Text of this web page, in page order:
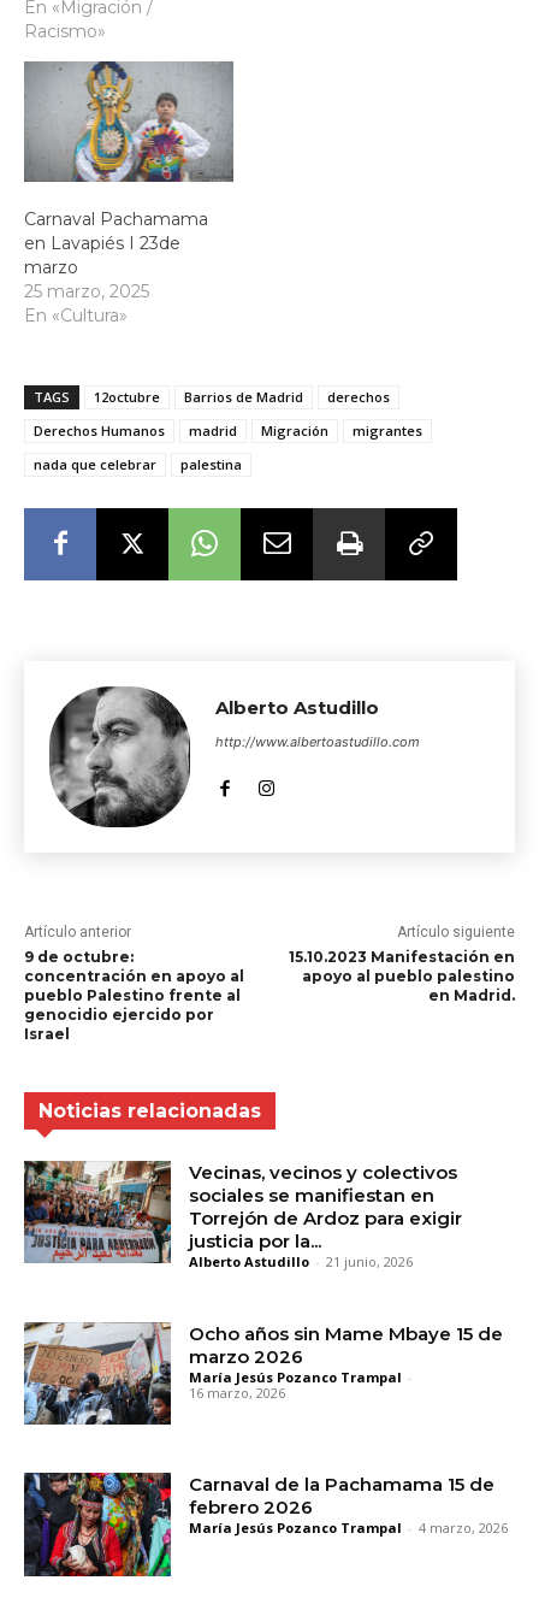
reivindicativo
Pachamama que se ha
calles del popular barrio
de Lavapiés.
En «Migración /
Racismo»
Carnaval Pachamama
en Lavapiés I 23de
marzo
25 marzo, 2025
En «Cultura»
TAGS 12octubre Barrios de Madrid
derechos
Derechos Humanos
madrid Migración
migrantes
nada que celebrar
palestina
Alberto Astudillo
http://www.albertoastudillo.com
Artículo anterior
9 de octubre:
concentración en apoyo al
pueblo Palestino frente al
genocidio ejercido por
Israel
Artículo siguiente
15.10.2023 Manifestación en
apoyo al pueblo palestino
en Madrid.
Noticias relacionadas
Vecinas, vecinos y colectivos
sociales se manifiestan en
Torrejón de Ardoz para exigir
justicia por la...
Alberto Astudillo - 21 junio, 2026
Ocho años sin Mame Mbaye 15 de
marzo 2026
María Jesús Pozanco Trampal -
16 marzo, 2026
Carnaval de la Pachamama 15 de
febrero 2026
María Jesús Pozanco Trampal - 4 marzo, 2026